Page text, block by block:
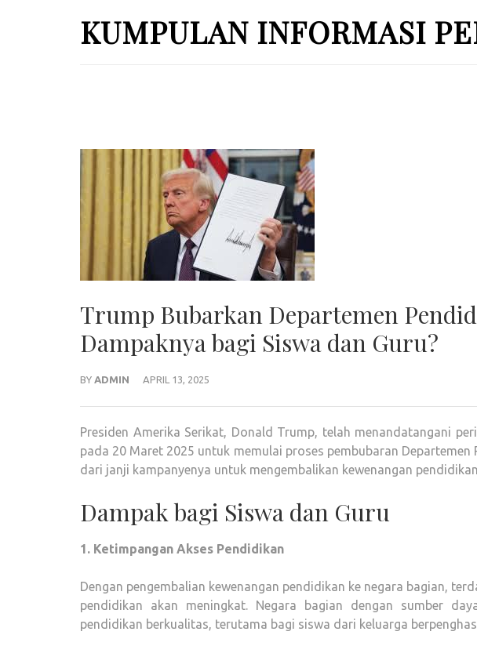
KUMPULAN INFORMASI
Trump Bubarkan Departemen
Dampaknya bagi Siswa dan Guru?
BY ADMIN APRIL 13, 2025
Presiden Amerika Serikat, Donald Trump, telah menandatangani
pada 20 Maret 2025 untuk memulai proses pembubaran Departemen
dari janji kampanyenya untuk mengembalikan kewenangan
Dampak bagi Siswa dan Guru
1. Ketimpangan Akses Pendidikan
Dengan pengembalian kewenangan pendidikan ke negara bagian,
pendidikan akan meningkat. Negara bagian dengan sumber
pendidikan berkualitas, terutama bagi siswa dari keluarga